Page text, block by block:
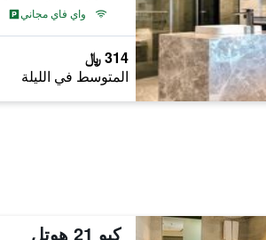
واي فاي مجاني
314 ﷼
المتوسط في الليلة
كيو 21 هوتل